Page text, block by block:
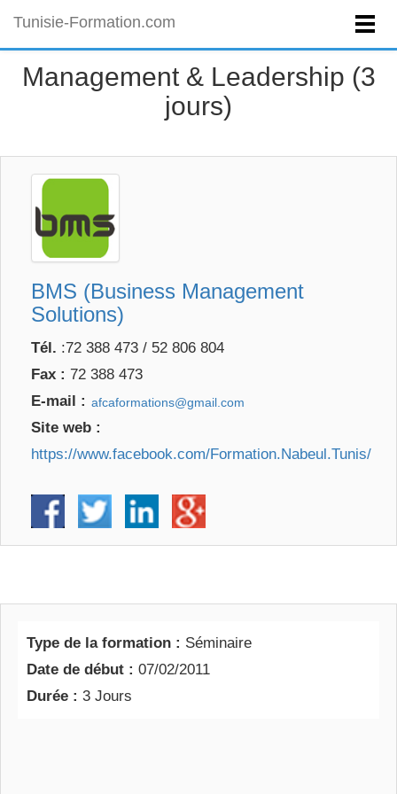
Tunisie-Formation.com
Management & Leadership (3
jours)
BMS (Business Management
Solutions)
Tél. :72 388 473 / 52 806 804
Fax : 72 388 473
E-mail :
Site web :
https://www.facebook.com/Formation.Nabeul.Tunis/
Type de la formation : Séminaire
Date de début : 07/02/2011
Durée : 3 Jours